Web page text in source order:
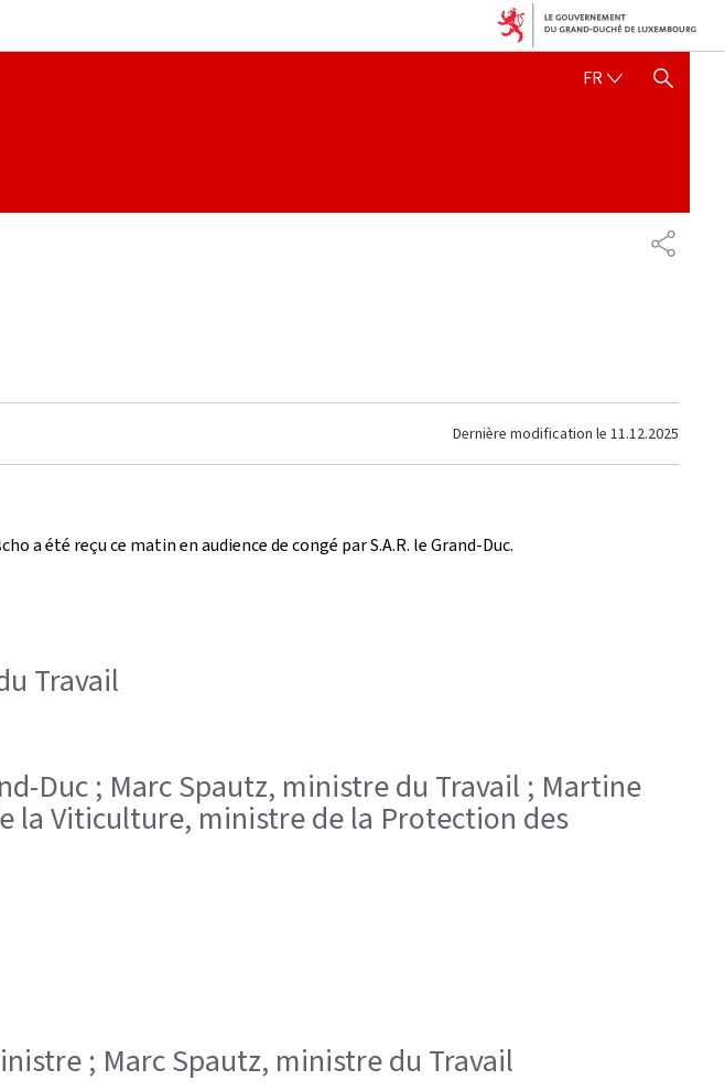
FRFRANÇAIS
AFFICHER / MASQUER
Dernière modification le 11.12.2025
a été reçu ce matin en audience de congé par S.A.R. le Grand-Duc.
Travail
Duc ; Marc Spautz, ministre du Travail ; Martine
la Viticulture, ministre de la Protection des
; Marc Spautz, ministre du Travail